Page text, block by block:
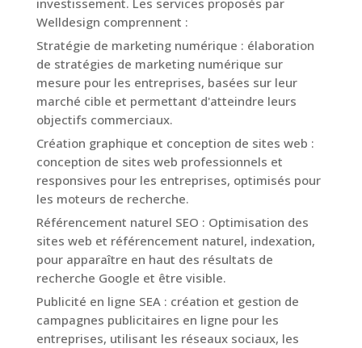
investissement. Les services proposés par
Welldesign comprennent :
Stratégie de marketing numérique : élaboration
de stratégies de marketing numérique sur
mesure pour les entreprises, basées sur leur
marché cible et permettant d'atteindre leurs
objectifs commerciaux.
Création graphique et conception de sites web :
conception de sites web professionnels et
responsives pour les entreprises, optimisés pour
les moteurs de recherche.
Référencement naturel SEO : Optimisation des
sites web et référencement naturel, indexation,
pour apparaître en haut des résultats de
recherche Google et être visible.
Publicité en ligne SEA : création et gestion de
campagnes publicitaires en ligne pour les
entreprises, utilisant les réseaux sociaux, les